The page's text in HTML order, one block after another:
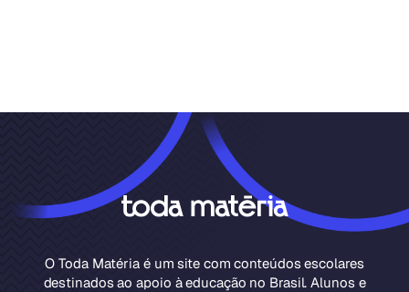
O Toda Matéria é um site com conteúdos escolares
destinados ao apoio à educação no Brasil. Alunos e